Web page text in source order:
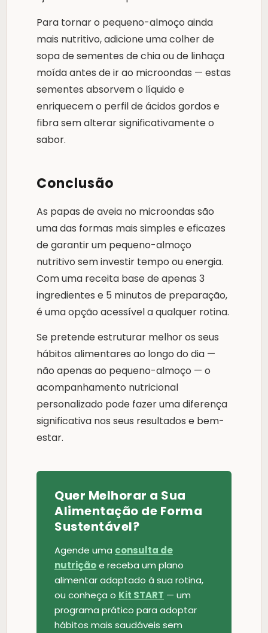
Para tornar o pequeno-almoço ainda
mais nutritivo, adicione uma colher de
sopa de sementes de chia ou de linhaça
moída antes de ir ao microondas — estas
sementes absorvem o líquido e
enriquecem o perfil de ácidos gordos e
fibra sem alterar significativamente o
sabor.
Conclusão
As papas de aveia no microondas são
uma das formas mais simples e eficazes
de garantir um pequeno-almoço
nutritivo sem investir tempo ou energia.
Com uma receita base de apenas 3
ingredientes e 5 minutos de preparação,
é uma opção acessível a qualquer rotina.
Se pretende estruturar melhor os seus
hábitos alimentares ao longo do dia —
não apenas ao pequeno-almoço — o
acompanhamento nutricional
personalizado pode fazer uma diferença
significativa nos seus resultados e bem-
estar.
Quer Melhorar a Sua
Alimentação de Forma
Sustentável?
Agende uma consulta de
nutriçãoe receba um plano
alimentar adaptado à sua rotina,
ou conheça o Kit START — um
programa prático para adoptar
hábitos mais saudáveis sem